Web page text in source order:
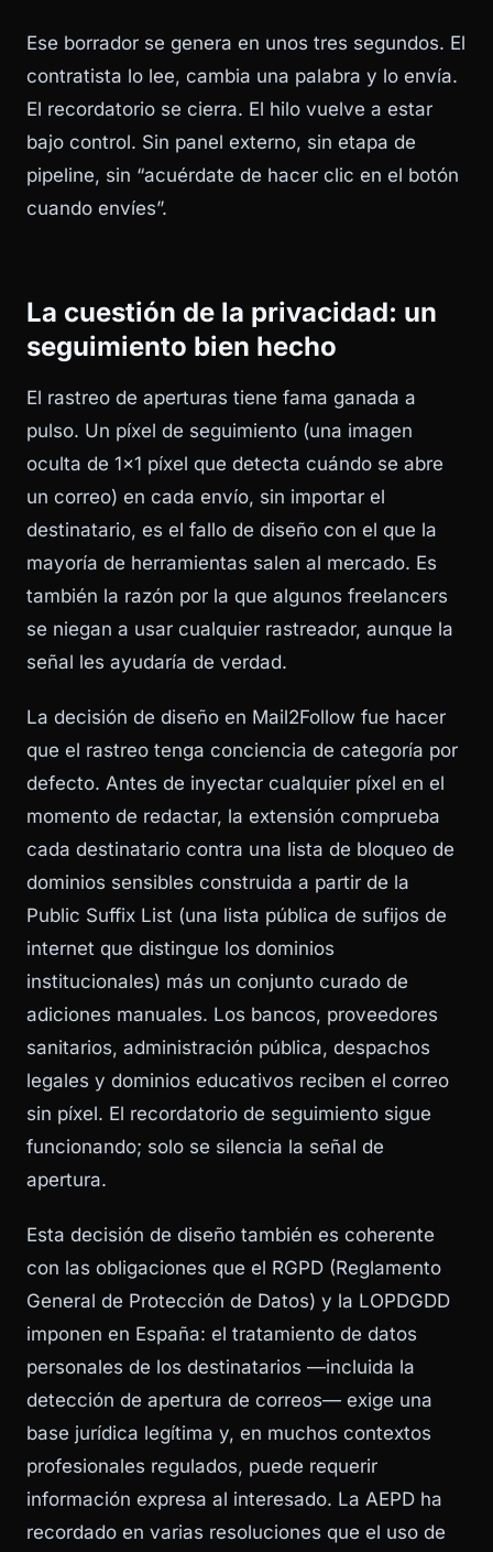
Ese borrador se genera en unos tres segundos. El
contratista lo lee, cambia una palabra y lo envía.
El recordatorio se cierra. El hilo vuelve a estar
bajo control. Sin panel externo, sin etapa de
pipeline, sin “acuérdate de hacer clic en el botón
cuando envíes”.
La cuestión de la privacidad: un
seguimiento bien hecho
El rastreo de aperturas tiene fama ganada a
pulso. Un píxel de seguimiento (una imagen
oculta de 1×1 píxel que detecta cuándo se abre
un correo) en cada envío, sin importar el
destinatario, es el fallo de diseño con el que la
mayoría de herramientas salen al mercado. Es
también la razón por la que algunos freelancers
se niegan a usar cualquier rastreador, aunque la
señal les ayudaría de verdad.
La decisión de diseño en Mail2Follow fue hacer
que el rastreo tenga conciencia de categoría por
defecto. Antes de inyectar cualquier píxel en el
momento de redactar, la extensión comprueba
cada destinatario contra una lista de bloqueo de
dominios sensibles construida a partir de la
Public Suffix List (una lista pública de sufijos de
internet que distingue los dominios
institucionales) más un conjunto curado de
adiciones manuales. Los bancos, proveedores
sanitarios, administración pública, despachos
legales y dominios educativos reciben el correo
sin píxel. El recordatorio de seguimiento sigue
funcionando; solo se silencia la señal de
apertura.
Esta decisión de diseño también es coherente
con las obligaciones que el RGPD (Reglamento
General de Protección de Datos) y la LOPDGDD
imponen en España: el tratamiento de datos
personales de los destinatarios —incluida la
detección de apertura de correos— exige una
base jurídica legítima y, en muchos contextos
profesionales regulados, puede requerir
información expresa al interesado. La AEPD ha
recordado en varias resoluciones que el uso de